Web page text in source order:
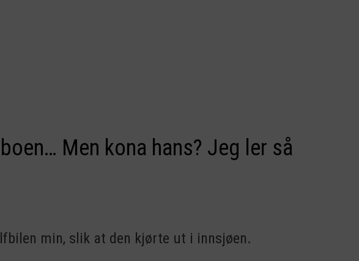
Men kona hans? Jeg ler så
min, slik at den kjørte ut i innsjøen.